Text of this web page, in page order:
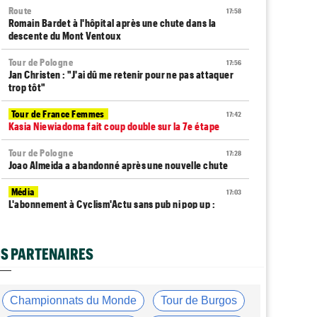
17:58
Route
Romain Bardet à l'hôpital après une chute dans la
descente du Mont Ventoux
17:56
Tour de Pologne
Jan Christen : "J'ai dû me retenir pour ne pas attaquer
trop tôt"
17:42
Tour de France Femmes
Kasia Niewiadoma fait coup double sur la 7e étape
17:28
Tour de Pologne
Joao Almeida a abandonné après une nouvelle chute
17:03
Média
L'abonnement à Cyclism'Actu sans pub ni pop up :
Matthew Brennan coiffe Pithie sur la ligne et remporte
la 4e étape
16:38
Média
Les vidéos cyclisme sont sur Dailymotion :
PARTENAIRES
Championnats du Monde Tour de Burgos